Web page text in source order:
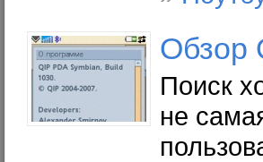
Обзор
Поиск
не